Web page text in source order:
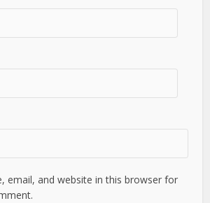
email, and website in this browser for